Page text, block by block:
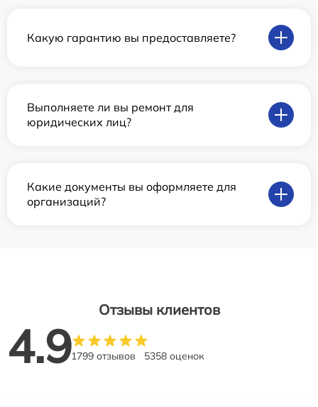
Какую гарантию вы предоставляете?
Выполняете ли вы ремонт для
юридических лиц?
Какие документы вы оформляете для
организаций?
Отзывы клиентов
4.91799 отзывов 5358 оценок